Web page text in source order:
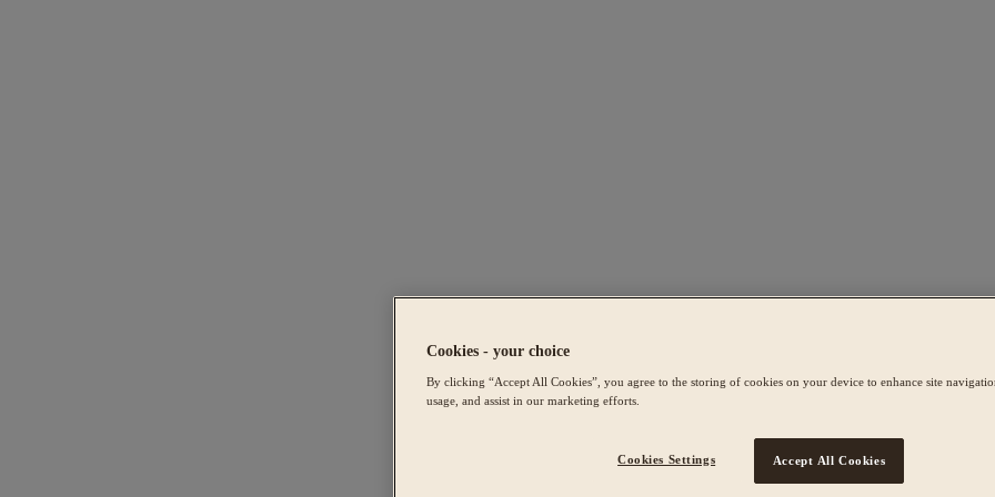
Cookies - your choice
By clicking “Accept All Cookies”, you agree to the storing of cookies on your device to enhance site
usage, and assist in our marketing efforts.
Cookies Settings Accept All Cookies